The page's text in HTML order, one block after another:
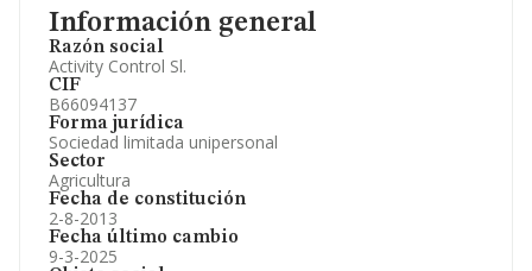
Información general
Razón social
Activity Control Sl.
CIF
B66094137
Forma jurídica
Sociedad limitada unipersonal
Sector
Agricultura
Fecha de constitución
2-8-2013
Fecha último cambio
9-3-2025
Información oficial y registral complementaria.